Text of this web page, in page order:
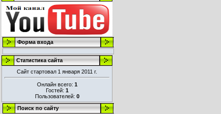
Форма входа
Статистика сайта
Сайт стартовал 1 января 2011 г.
Онлайн всего: 1
Гостей: 1
Пользователей: 0
Поиск по сайту